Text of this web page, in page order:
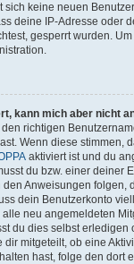
sich keine neuen
deine IP-Adresse oder
gesperrt wurden.
kann mich aber nicht
richtigen
Wenn diese stimmen,
aktiviert ist und du
du bzw. einer deiner
Anweisungen folgen,
dein Benutzerkonto
neu angemeldeten
du dies selbst erledigen
mitgeteilt, ob eine
hast, folge den dort